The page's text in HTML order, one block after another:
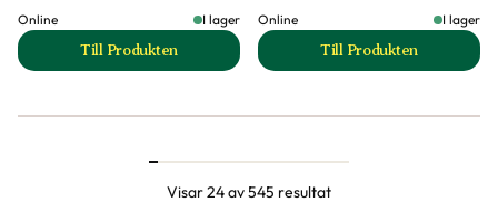
Online
I lager
Till Produkten
till Korgkruka AZRA produktsida
Online
I lager
Till Produkten
till Korgkruka
Visar 24 av 545 resultat